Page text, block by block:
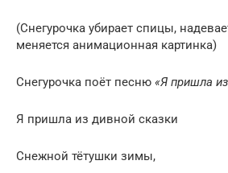
(Снегурочка убирает спицы,
меняется анимационная картинка)
Снегурочка поёт песню «Я пришла
Я пришла из дивной сказки
Снежной тётушки зимы,